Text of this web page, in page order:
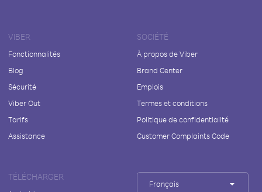
VIBER
Fonctionnalités
Blog
Sécurité
Viber Out
Tarifs
Assistance
SOCIÉTÉ
À propos de Viber
Brand Center
Emplois
Termes et conditions
Politique de confidentialité
Customer Complaints Code
TÉLÉCHARGER
Français